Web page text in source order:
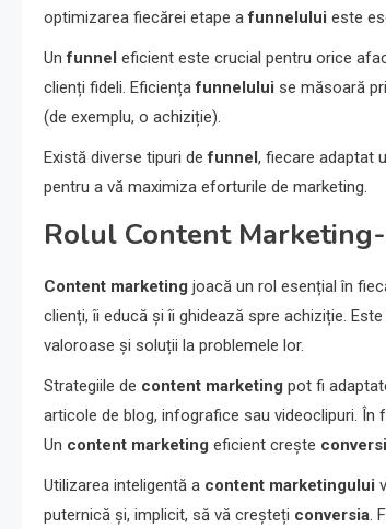
optimizarea fiecărei etape afunnelului este
Unfunnel eficient este crucial pentru orice
clienți fideli. Eficiențafunnelului se măsoară
(de exemplu, o achiziție).
Există diverse tipuri defunnel , fiecare adaptat
pentru a vă maximiza eforturile de marketing.
Rolul Content
Content marketing joacă un rol esențial în
clienți, îi educă și îi ghidează spre achiziție.
valoroase și soluții la problemele lor.
Strategiile de content marketing pot fi
articole de blog, infografice sau videoclipuri.
Un content marketing eficient crește
Utilizarea inteligentă a content marketingului
puternică și, implicit, să vă creșteți conversia.